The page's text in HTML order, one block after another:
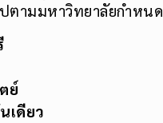
ตามมหาวิทยาลัยกำหนด
ย์
เดียว